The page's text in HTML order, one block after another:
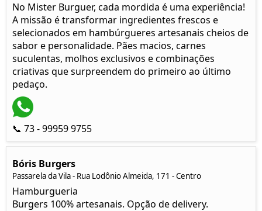
No Mister Burguer, cada mordida é uma experiência!
A missão é transformar ingredientes frescos e
selecionados em hambúrgueres artesanais cheios de
sabor e personalidade. Pães macios, carnes
suculentas, molhos exclusivos e combinações
criativas que surpreendem do primeiro ao último
pedaço.
📞 73 - 99959 9755
Bóris Burgers
Passarela da Vila - Rua Lodônio Almeida, 171 - Centro
Hamburgueria
Burgers 100% artesanais. Opção de delivery.